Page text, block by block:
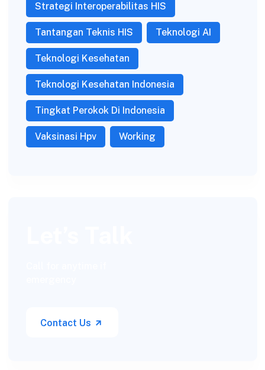
Strategi Interoperabilitas HIS
Tantangan Teknis HIS Teknologi AI
Teknologi Kesehatan
Teknologi Kesehatan Indonesia
Tingkat Perokok Di Indonesia
Vaksinasi Hpv Working
Contact Us